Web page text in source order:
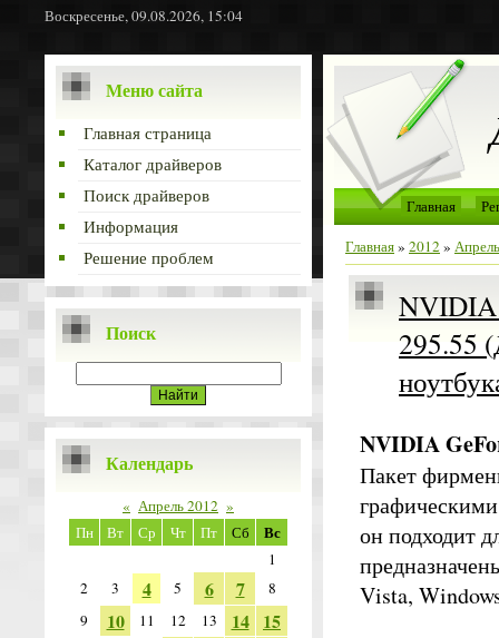
Воскресенье, 09.08.2026, 15:04
Меню сайта
Главная страница
Каталог драйверов
Поиск драйверов
Информация
Решение проблем
Поиск
Календарь
« Апрель 2012 »
Пн
Вт Ср Чт Пт Сб Вс
1
2
3 4 5 6 7
8
9
10 11 12 13 14 15
Главная
Главная» 2012» Апрель
NVIDIA
295.55
NVIDIA
Пакет
он подходит
Vista,